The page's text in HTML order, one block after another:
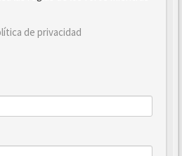
de privacidad